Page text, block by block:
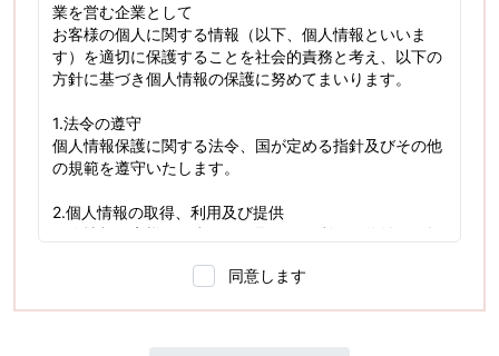
業を営む企業として
お客様の個人に関する情報（以下、個人情報といいま
す）を適切に保護することを社会的責務と考え、以下の
方針に基づき個人情報の保護に努めてまいります。
1.法令の遵守
個人情報保護に関する法令、国が定める指針及びその他
の規範を遵守いたします。
2.個人情報の取得、利用及び提供
個人情報は客様の同意のもと取得し、利用目的並びに提
取得した個人情報は、目的の範囲内でのみ利用・提供い
同意します